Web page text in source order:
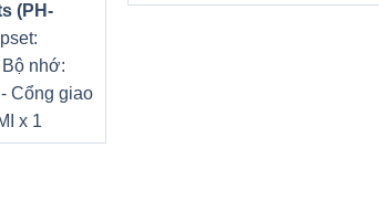
(PH-
nhớ:
Cổng giao
x 1